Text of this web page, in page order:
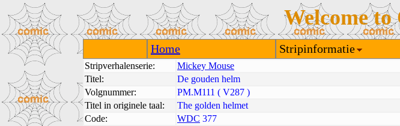
Welcome
Home Stripinformatie
Stripverhalenserie:
Mickey Mouse
Titel:
De gouden helm
Volgnummer:
PM.M111 ( V287 )
Titel in originele taal:
The golden helmet
Code:
WDC 377